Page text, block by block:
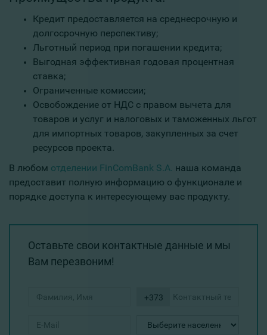
Кредит предоставляется на среднесрочную и
долгосрочную перспективу;
Льготный период при погашении кредита;
Выгодная эффективная годовая процентная
ставка;
Ограниченные комиссии;
Освобождение от НДС с правом вычета для
товаров и услуг и налоговых и таможенных льгот
для импортных товаров, закупленных за счет
ресурсов проекта.
В любом отделении FinComBank S.A. наша команда
предоставит полную информацию о функционале и
порядке доступа к интересующему вас продукту.
Оставьте свои контактные данные и мы
Вам перезвоним!
+373